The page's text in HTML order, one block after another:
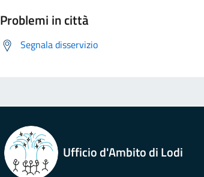
Problemi in città
Segnala disservizio
Ufficio d'Ambito di Lodi